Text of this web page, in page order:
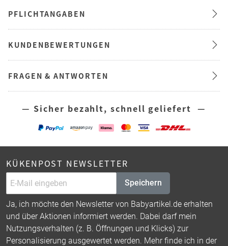
PFLICHTANGABEN
KUNDENBEWERTUNGEN
FRAGEN & ANTWORTEN
— Sicher bezahlt, schnell geliefert —
KÜKENPOST NEWSLETTER
Speichern
Ja, ich möchte den Newsletter von Babyartikel.de erhalten
und über Aktionen informiert werden. Dabei darf mein
Nutzungsverhalten (z. B. Öffnungen und Klicks) zur
Personalisierung ausgewertet werden. Mehr finde ich in der